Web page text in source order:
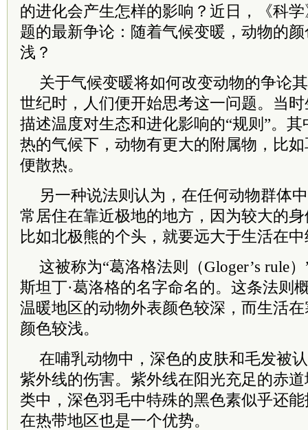
的进化会产生怎样的影响？近日，《科
题的最新争论：随着气候变暖，动物的
浅？
关于气候变暖将如何改变动物的争论
世纪时，人们便开始思考这一问题。当
描述温度对生态和进化影响的“规则”。
热的气候下，动物有更大的附属物，比
便散热。
另一种说法则认为，在任何动物群体
常居住在靠近极地的地方，因为较大的
比如北极熊的个头，就要远大于生活在
这被称为“葛洛格法则（Gloger’s rule
斯坦丁·葛洛格的名字命名的。这条法则
温暖地区的动物外表颜色较深，而生活
颜色较浅。
在哺乳动物中，深色的皮肤和毛发被
紫外线的伤害。紫外线在阳光充足的赤
类中，深色羽毛中特殊的黑色素似乎还
在热带地区也是一个优势。